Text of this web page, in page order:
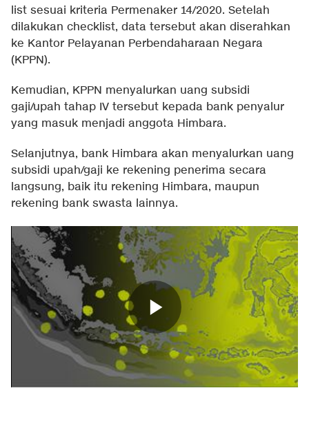
list sesuai kriteria Permenaker 14/2020. Setelah
dilakukan checklist, data tersebut akan diserahkan
ke Kantor Pelayanan Perbendaharaan Negara
(KPPN).
Kemudian, KPPN menyalurkan uang subsidi
gaji/upah tahap IV tersebut kepada bank penyalur
yang masuk menjadi anggota Himbara.
Selanjutnya, bank Himbara akan menyalurkan uang
subsidi upah/gaji ke rekening penerima secara
langsung, baik itu rekening Himbara, maupun
rekening bank swasta lainnya.